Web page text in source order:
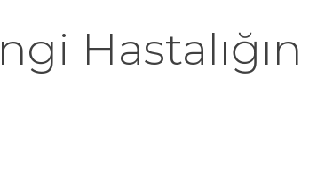
Hastalığın